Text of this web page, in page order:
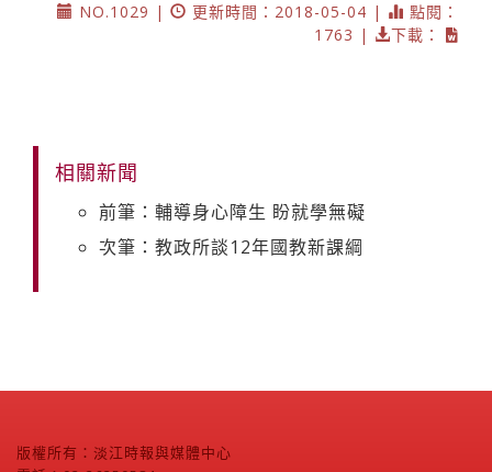
NO.1029 |
更新時間：2018-05-04 |
點閱：
1763 |
下載：
相關新聞
前筆：輔導身心障生 盼就學無礙
次筆：教政所談12年國教新課綱
版權所有：淡江時報與媒體中心